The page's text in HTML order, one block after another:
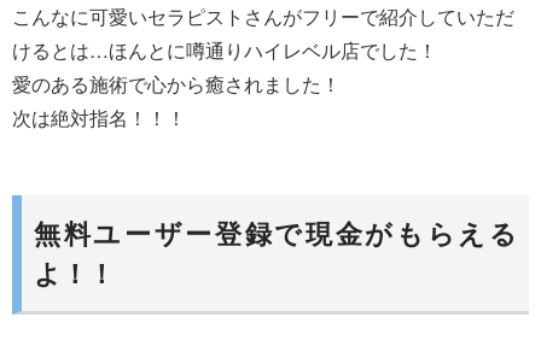
こんなに可愛いセラピストさんがフリーで紹介していただ
けるとは…ほんとに噂通りハイレベル店でした！
愛のある施術で心から癒されました！
次は絶対指名！！！
無料ユーザー登録で現金がもらえる
よ！！